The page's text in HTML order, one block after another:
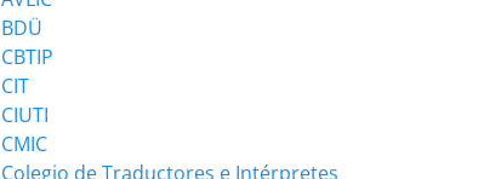
BDÜ
CBTIP
CIT
CIUTI
CMIC
Colegio de Traductores e Intérpretes